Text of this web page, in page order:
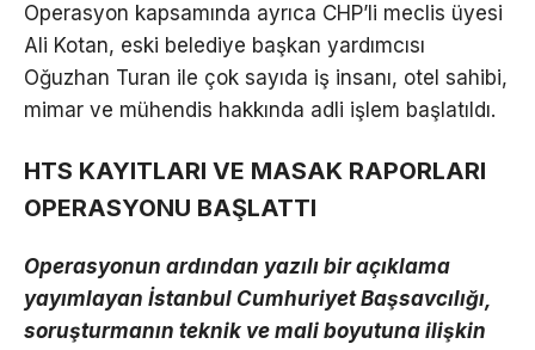
Operasyon kapsamında ayrıca CHP’li meclis üyesi
Ali Kotan, eski belediye başkan yardımcısı
Oğuzhan Turan ile çok sayıda iş insanı, otel sahibi,
mimar ve mühendis hakkında adli işlem başlatıldı.
HTS KAYITLARI VE MASAK RAPORLARI
OPERASYONU BAŞLATTI
Operasyonun ardından yazılı bir açıklama
yayımlayan İstanbul Cumhuriyet Başsavcılığı,
soruşturmanın teknik ve mali boyutuna ilişkin